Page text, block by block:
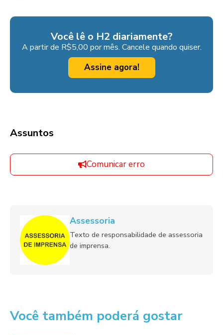
Você lê o H2 diariamente?
A partir de R$5,00 por mês. Cancele quando quiser.
Assine agora!
Assuntos
Comunicar erro
Assessoria
Texto de responsabilidade de assessoria
de imprensa.
Você também poderá gostar